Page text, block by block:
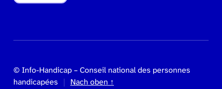
© Info-Handicap – Conseil national des personnes
handicapées
Nach oben ↑